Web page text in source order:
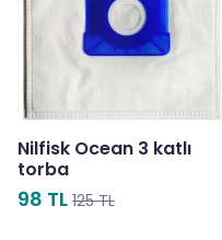
Nilfisk Ocean 3 katlı
torba
98 TL 125 TL